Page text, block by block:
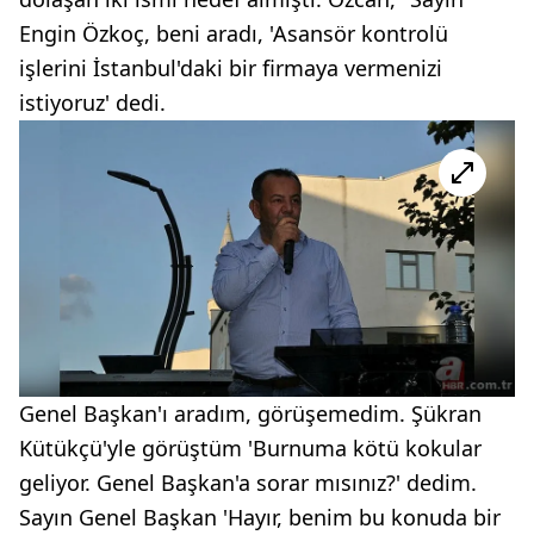
Engin Özkoç, beni aradı, 'Asansör kontrolü
işlerini İstanbul'daki bir firmaya vermenizi
istiyoruz' dedi.
Genel Başkan'ı aradım, görüşemedim. Şükran
Kütükçü'yle görüştüm 'Burnuma kötü kokular
geliyor. Genel Başkan'a sorar mısınız?' dedim.
Sayın Genel Başkan 'Hayır, benim bu konuda bir